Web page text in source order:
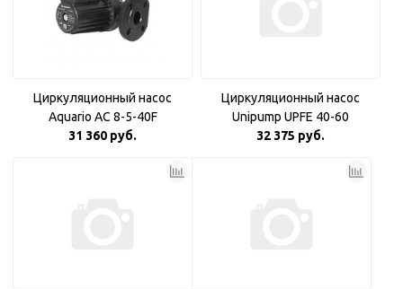
Циркуляционный насос
Aquario AC 8-5-40F
31 360 руб.
Циркуляционный насос
Unipump UPFE 40-60
32 375 руб.